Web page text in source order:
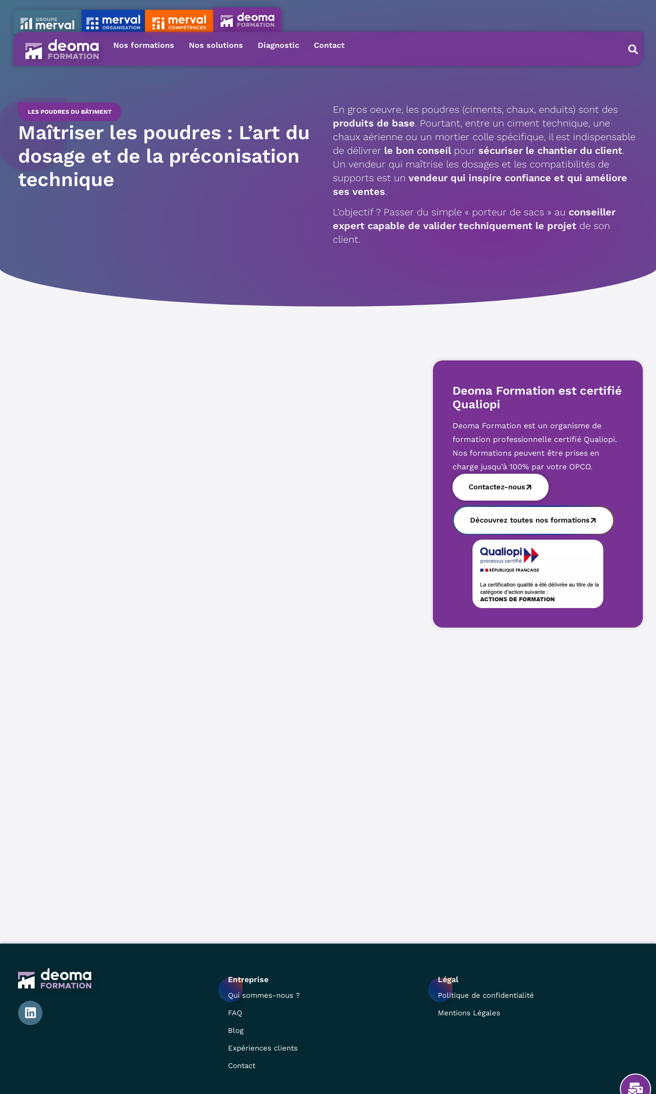
Nos formations Nos solutions Diagnostic Contact
LES POUDRES DU BÂTIMENT
Maîtriser les poudres : L’art du
dosage et de la préconisation
technique
En gros oeuvre, les poudres (ciments, chaux, enduits) sont des
produits de base. Pourtant, entre un ciment technique, une
chaux aérienne ou un mortier colle spécifique, il est indispensable
de délivrer le bon conseilpour sécuriser le chantier du client.
Un vendeur qui maîtrise les dosages et les compatibilités de
supports est un vendeur qui inspire confiance et qui améliore
ses ventes.
L’objectif ? Passer du simple « porteur de sacs » au conseiller
expert capable de valider techniquement le projet de son
client.
Deoma Formation est certifié
Qualiopi
Deoma Formation est un organisme de
formation professionnelle certifié Qualiopi.
Nos formations peuvent être prises en
charge jusqu’à 100% par votre OPCO.
Contactez-nous
Découvrez toutes nos formations
Entreprise
Qui sommes-nous ?
FAQ
Blog
Expériences clients
Contact
Légal
Politique de confidentialité
Mentions Légales